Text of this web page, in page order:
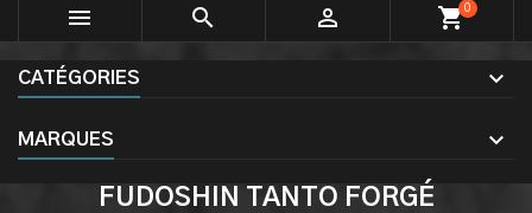
   shopping_cart0
CATÉGORIES
MARQUES
FUDOSHIN TANTO FORGÉ